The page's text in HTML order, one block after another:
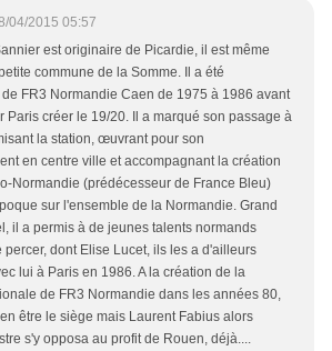
04/2015 05:57
est originaire de Picardie, il est même
commune de la Somme. Il a été
FR3 Normandie Caen de 1975 à 1986 avant
Paris créer le 19/20. Il a marqué son passage à
la station, œuvrant pour son
en centre ville et accompagnant la création
Normandie (prédécesseur de France Bleu)
sur l'ensemble de la Normandie. Grand
il a permis à de jeunes talents normands
percer, dont Elise Lucet, ils les a d'ailleurs
lui à Paris en 1986. A la création de la
de FR3 Normandie dans les années 80,
être le siège mais Laurent Fabius alors
s'y opposa au profit de Rouen, déjà....